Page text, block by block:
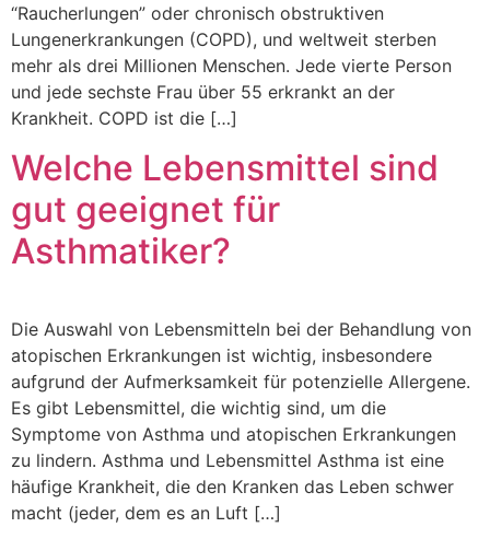
“Raucherlungen” oder chronisch obstruktiven
Lungenerkrankungen (COPD), und weltweit sterben
mehr als drei Millionen Menschen. Jede vierte Person
und jede sechste Frau über 55 erkrankt an der
Krankheit. COPD ist die […]
Welche Lebensmittel sind
gut geeignet für
Asthmatiker?
Die Auswahl von Lebensmitteln bei der Behandlung von
atopischen Erkrankungen ist wichtig, insbesondere
aufgrund der Aufmerksamkeit für potenzielle Allergene.
Es gibt Lebensmittel, die wichtig sind, um die
Symptome von Asthma und atopischen Erkrankungen
zu lindern. Asthma und Lebensmittel Asthma ist eine
häufige Krankheit, die den Kranken das Leben schwer
macht (jeder, dem es an Luft […]